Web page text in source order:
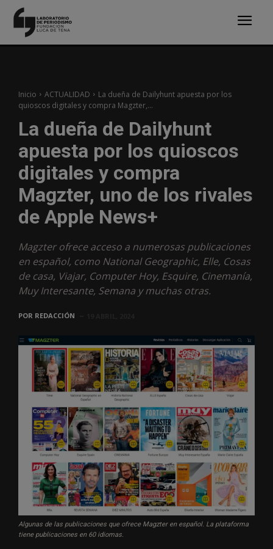
Inicio ACTUALIDAD
La dueña de Dailyhunt apuesta por los
quioscos digitales y compra Magzter,...
La dueña de Dailyhunt
apuesta por los quioscos
digitales y compra
Magzter, uno de los rivales
de Apple News+
Magzter ofrece acceso a numerosas publicaciones
en español, como National Geographic, Elle, Cosas
de casa, Viajar, Computer Hoy, Esquire, Cinemanía,
Muy Interesante, Semana y muchas otras.
POR REDACCIÓN
Algunas de las publicaciones que ofrece Magzter en español. La plataforma
tiene publicaciones en 60 idiomas.